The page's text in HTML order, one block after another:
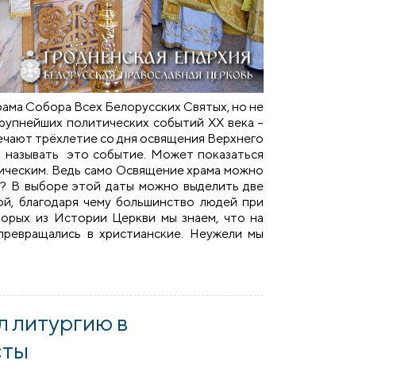
Собора Всех Белорусских Святых, но не
политических событий XX века –
трёхлетие со дня освящения Верхнего
это событие. Может показаться
Ведь само Освящение храма можно
В выборе этой даты можно выделить две
благодаря чему большинство людей при
из Истории Церкви мы знаем, что на
в христианские. Неужели мы
литургию в